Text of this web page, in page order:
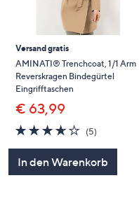
Versand gratis
AMINATI® Trenchcoat, 1/1 Arm
Reverskragen Bindegürtel
Eingrifftaschen
€ 63,99
3.6
von
(5)5
In den Warenkorb